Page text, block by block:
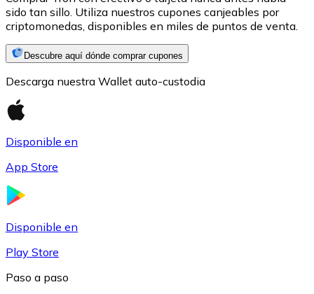
ETH
USDC
sido tan sillo. Utiliza nuestros cupones canjeables por
criptomonedas, disponibles en miles de puntos de venta.
Descubre aquí dónde comprar cupones
Descarga nuestra Wallet auto-custodia
Disponible en
App Store
Disponible en
Play Store
Paso a paso